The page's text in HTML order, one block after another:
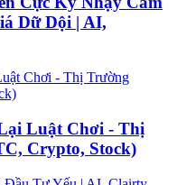
Dữ Dội | AI,
Luật Chơi - Thị
Crypto, Stock)